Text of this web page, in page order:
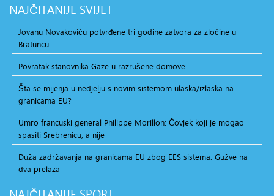
NAJČITANIJE SVIJET
Jovanu Novakoviću potvrđene tri godine zatvora za zločine u
Bratuncu
Povratak stanovnika Gaze u razrušene domove
Šta se mijenja u nedjelju s novim sistemom ulaska/izlaska na
granicama EU?
Umro francuski general Philippe Morillon: Čovjek koji je mogao
spasiti Srebrenicu, a nije
Duža zadržavanja na granicama EU zbog EES sistema: Gužve na
dva prelaza